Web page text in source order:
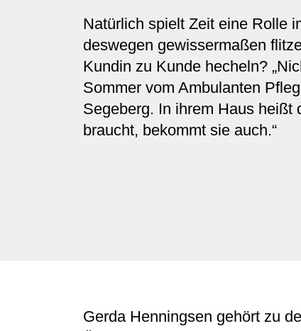
Natürlich spielt Zeit eine Rolle
deswegen gewissermaßen
Kundin zu Kunde hecheln?
Sommer vom Ambulanten
Segeberg. In ihrem Haus heißt
braucht, bekommt sie auch.“
Gerda Henningsen gehört zu